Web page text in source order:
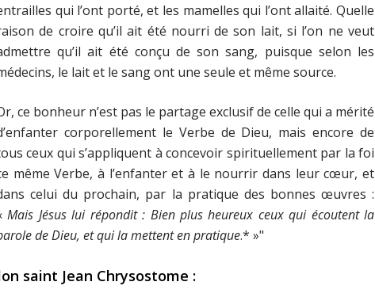
qui l’ont porté, et les mamelles qui l’ont allaité. Quelle
de croire qu’il ait été nourri de son lait, si l’on ne veut
qu’il ait été conçu de son sang, puisque selon les
le lait et le sang ont une seule et même source.
ce bonheur n’est pas le partage exclusif de celle qui a mérité
corporellement le Verbe de Dieu, mais encore de
ceux qui s’appliquent à concevoir spirituellement par la foi
même Verbe, à l’enfanter et à le nourrir dans leur cœur, et
celui du prochain, par la pratique des bonnes œuvres :
Mais Jésus lui répondit : Bien plus heureux ceux qui écoutent la
de Dieu, et qui la mettent en pratique.* »"
saint Jean Chrysostome :